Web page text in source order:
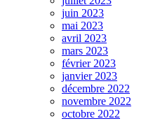
juin 2023
mai 2023
avril 2023
mars 2023
février 2023
janvier 2023
décembre 2022
novembre 2022
octobre 2022